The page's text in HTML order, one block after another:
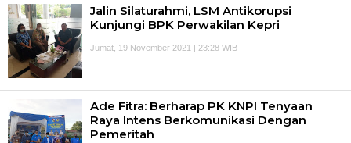
Jalin Silaturahmi, LSM Antikorupsi
Kunjungi BPK Perwakilan Kepri
Jumat, 19 November 2021 | 23:28 WIB
Ade Fitra: Berharap PK KNPI Tenyaan
Raya Intens Berkomunikasi Dengan
Pemeritah